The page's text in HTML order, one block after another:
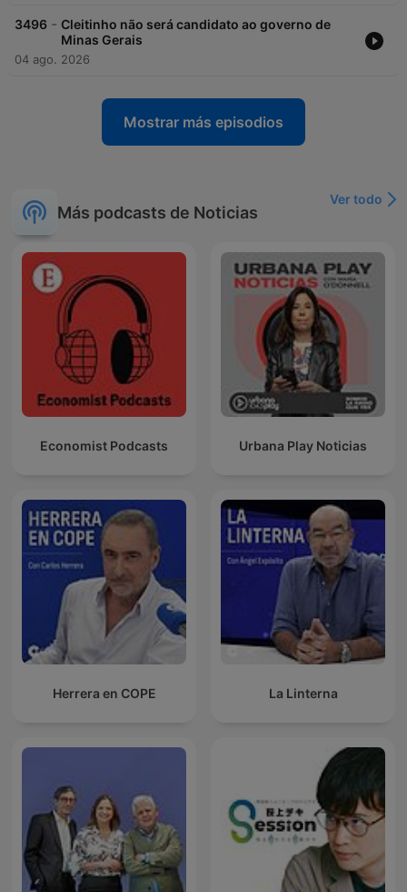
3496 - Cleitinho não será candidato ao governo de
Minas Gerais
04 ago. 2026
Mostrar más episodios
Más podcasts de Noticias
Ver todo
Economist Podcasts Urbana Play Noticias
Herrera en COPE La Linterna